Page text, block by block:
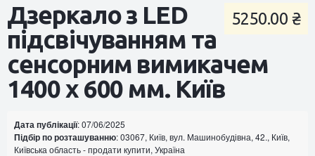
5250.00 ₴
Дзеркало з LED
підсвічуванням та
сенсорним вимикачем
1400 х 600 мм. Київ
Дата публікації: 07/06/2025
Підбір по розташуванню: 03067, Київ, вул. Машинобудівна, 42., Київ,
Київська область - продати купити, Україна